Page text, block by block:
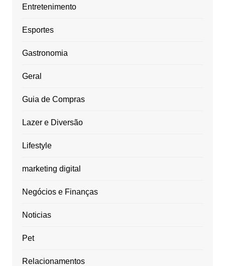
Entretenimento
Esportes
Gastronomia
Geral
Guia de Compras
Lazer e Diversão
Lifestyle
marketing digital
Negócios e Finanças
Noticias
Pet
Relacionamentos